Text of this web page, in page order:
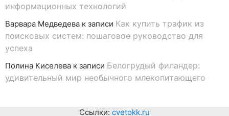
информационных технологий
Варвара Медведева к записи Как купить трафик из
поисковых систем: пошаговое руководство для
успеха
Полина Киселева к записи Белогрудый филандер:
удивительный мир необычного млекопитающего
Ссылки: cvetokk.ru